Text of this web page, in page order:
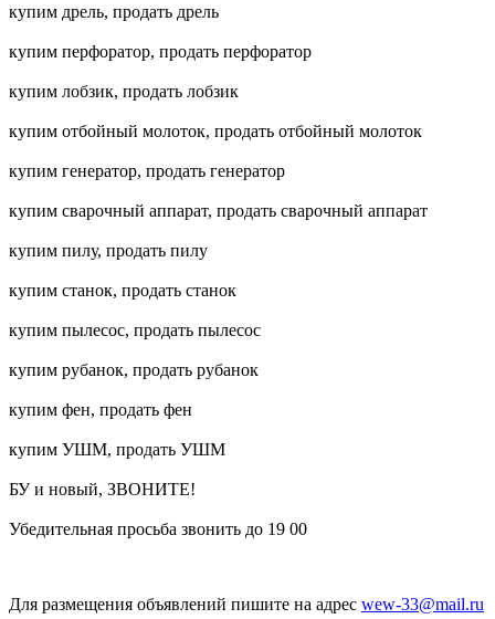
купим дрель, продать дрель
купим перфоратор, продать перфоратор
купим лобзик, продать лобзик
купим отбойный молоток, продать отбойный молоток
купим генератор, продать генератор
купим сварочный аппарат, продать сварочный аппарат
купим пилу, продать пилу
купим станок, продать станок
купим пылесос, продать пылесос
купим рубанок, продать рубанок
купим фен, продать фен
купим УШМ, продать УШМ
БУ и новый, ЗВОНИТЕ!
Убедительная просьба звонить до 19 00
Для размещения объявлений пишите на адрес wew-33@mail.ru